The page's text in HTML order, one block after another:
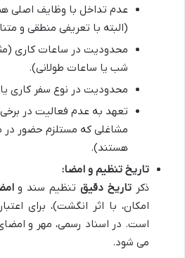
عدم تداخل با وظایف اصلی
(البته با تعریفی منطقی و
محدودیت در ساعات کاری
شب یا ساعات طولانی).
محدودیت در نوع سفر کاری
تعهد به عدم فعالیت در
مشاغلی که مستلزم حضور
هستند).
تاریخ تنظیم و امضا:
ذکر تاریخ دقیقتنظیم سند و
امکان، با اثر انگشت)، برای
است. در اسناد رسمی، مهر و
می شود.